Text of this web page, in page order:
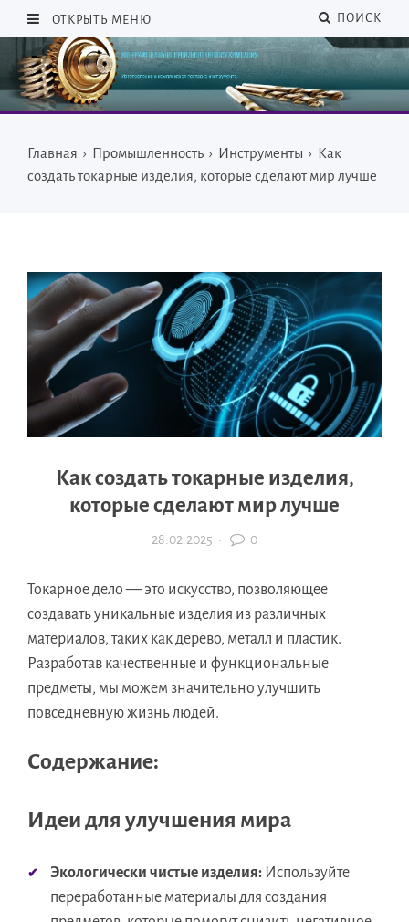
ОТКРЫТЬ МЕНЮ ПОИСК
Главная › Промышленность › Инструменты › Как
создать токарные изделия, которые сделают мир лучше
Как создать токарные изделия,
которые сделают мир лучше
28.02.2025 · 0
Токарное дело — это искусство, позволяющее
создавать уникальные изделия из различных
материалов, таких как дерево, металл и пластик.
Разработав качественные и функциональные
предметы, мы можем значительно улучшить
повседневную жизнь людей.
Содержание:
Идеи для улучшения мира
Экологически чистые изделия: Используйте
переработанные материалы для создания